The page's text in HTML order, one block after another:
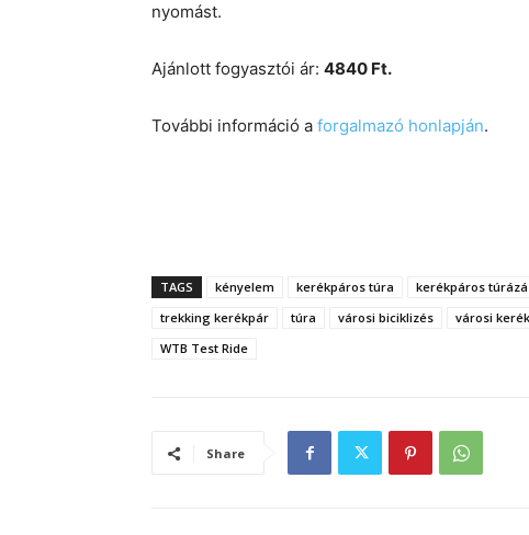
nyomást.
Ajánlott fogyasztói ár: 4840 Ft.
További információ a forgalmazó honlapján.
TAGS kényelem kerékpáros túra kerékpáros
trekking kerékpár
túra városi biciklizés városi
WTB Test Ride
Share